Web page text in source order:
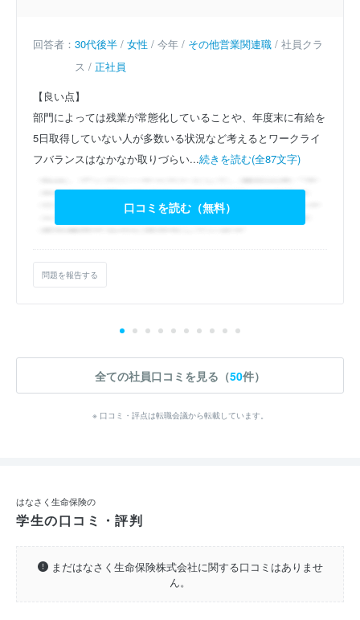
回答者： 30代後半 / 女性 / 今年 / その他営業関連職 / 社員クラ
ス / 正社員
【良い点】
部門によっては残業が常態化していることや、年度末に有給を
5日取得していない人が多数いる状況など考えるとワークライ
フバランスはなかなか取りづらい...続きを読む(全87文字)
口コミを読む（無料）
問題を報告する
全ての社員口コミを見る（50件）
※ 口コミ・評点は転職会議から転載しています。
はなさく生命保険の
学生の口コミ・評判
まだはなさく生命保険株式会社に関する口コミはありませ
ん。